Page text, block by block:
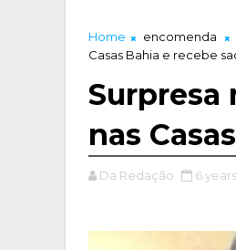
Home encomenda
Casas Bahia e recebe
Surpresa
nas
Da Redação 6